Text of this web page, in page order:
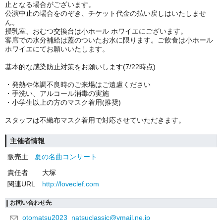
止となる場合がございます。
公演中止の場合をのぞき、チケット代金の払い戻しはいたしませ
ん。
授乳室、おむつ交換台は小ホール ホワイエにございます。
客席での水分補給は蓋のついたお水に限ります。ご飲食は小ホール
ホワイエにてお願いいたします。
基本的な感染防止対策をお願いします(7/22時点)
・発熱や体調不良時のご来場はご遠慮ください
・手洗い、アルコール消毒の実施
・小学生以上の方のマスク着用(推奨)
スタッフは不織布マスク着用で対応させていただきます。
主催者情報
販売主
夏の名曲コンサート
責任者
大塚
関連URL
http://loveclef.com
お問い合わせ先
otomatsu2023_natsuclassic@ymail.ne.jp